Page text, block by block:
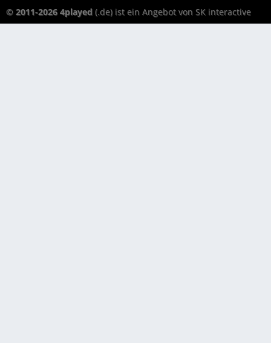
© 2011-2026 4played (.de) ist ein Angebot von SK interactive